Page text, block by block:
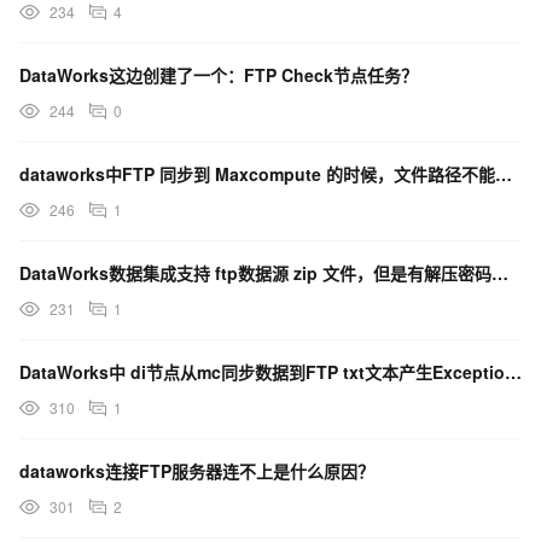
234 4
DataWorks这边创建了一个：FTP Check节点任务？
244 0
dataworks中FTP 同步到 Maxcompute 的时候，文件路径不能引用路径吗？
246 1
DataWorks数据集成支持 ftp数据源 zip 文件，但是有解压密码的文件 的 数据集成吗？
231 1
DataWorks中 di节点从mc同步数据到FTP txt文本产生Exception 怎么回事？
310 1
dataworks连接FTP服务器连不上是什么原因？
301 2